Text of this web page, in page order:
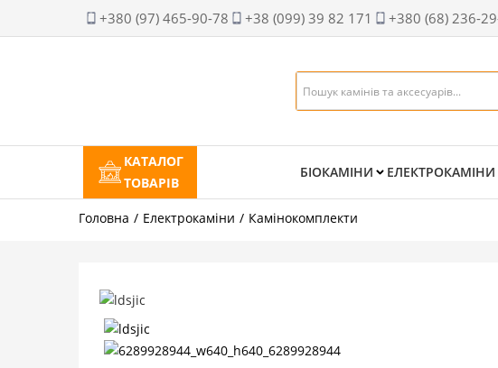
+380 (97) 465-90-78 +38 (099) 39 82 171 +380 (68) 236-
КАТАЛОГ
ТОВАРІВ
БІОКАМІНИ ЕЛЕКТРОКАМІНИ
Головна Електрокаміни Камінокомплекти